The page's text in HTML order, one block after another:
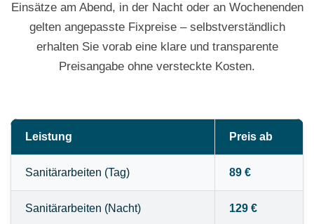
Einsätze am Abend, in der Nacht oder an Wochenenden
gelten angepasste Fixpreise – selbstverständlich
erhalten Sie vorab eine klare und transparente
Preisangabe ohne versteckte Kosten.
Leistung Preis ab
Sanitärarbeiten (Tag) 89 €
Sanitärarbeiten (Nacht) 129 €